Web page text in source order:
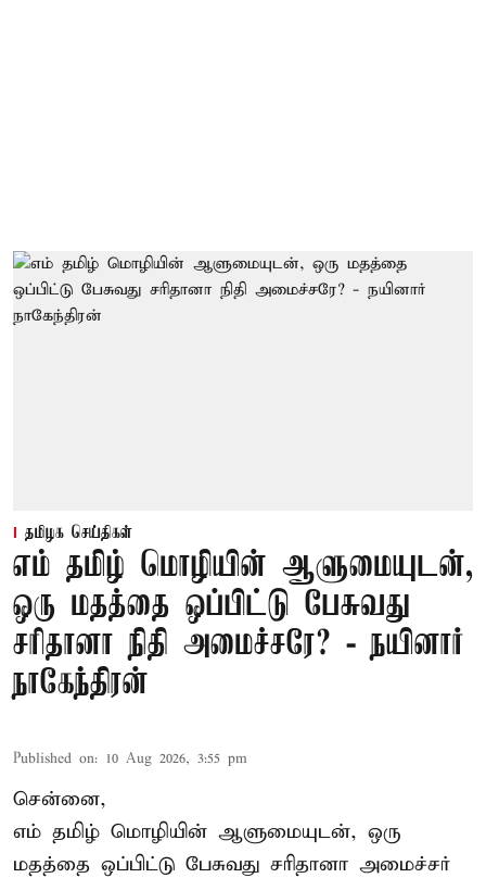
தமிழக செய்திகள்
எம் தமிழ் மொழியின் ஆளுமையுடன்,
ஒரு மதத்தை ஒப்பிட்டு பேசுவது
சரிதானா நிதி அமைச்சரே? - நயினார்
நாகேந்திரன்
Published on: 10 Aug 2026, 3:55 pm
சென்னை,
எம் தமிழ் மொழியின் ஆளுமையுடன், ஒரு
மதத்தை ஒப்பிட்டு பேசுவது சரிதானா அமைச்சர்